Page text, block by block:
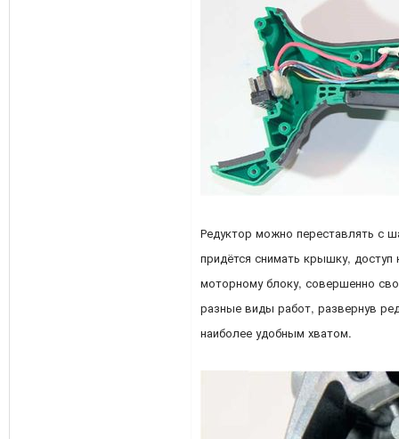
Редуктор можно переставлять с
придётся снимать крышку,
моторному блоку, совершенно
разные виды работ, развернув
наиболее удобным хватом.